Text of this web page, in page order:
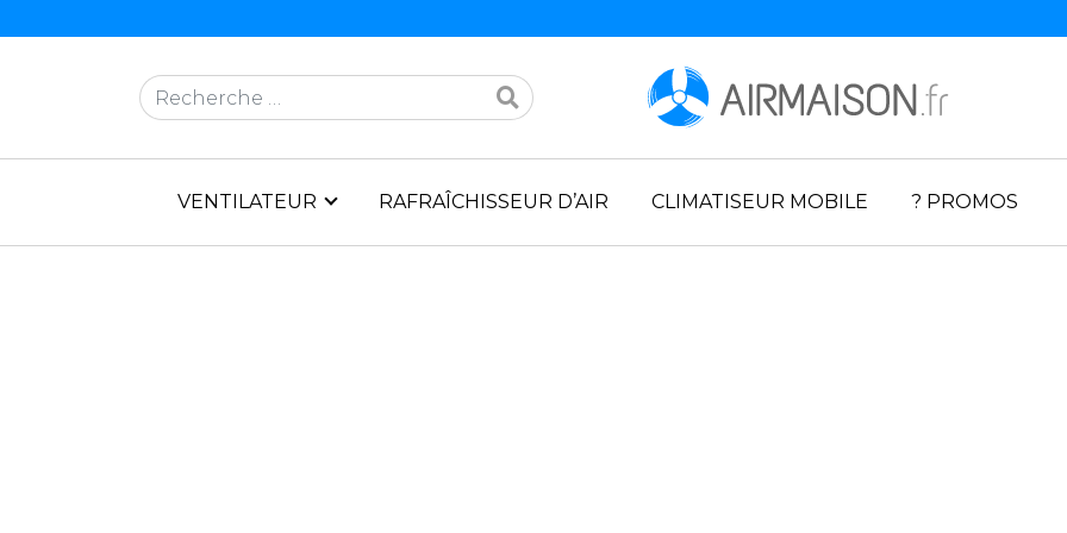
Rechercher
VENTILATEUR RAFRAÎCHISSEUR D’AIR CLIMATISEUR MOBILE ? PROMOS